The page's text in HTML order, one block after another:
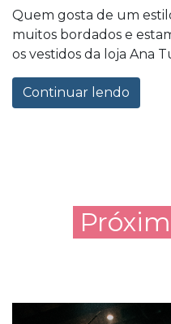
Quem gosta de um
muitos bordados e
os vestidos da loja Ana
Continuar lendo